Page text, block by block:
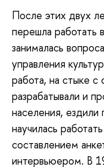
После этих двух
перешла работать
занималась
управления
работа, на стыке
разрабатывали и
населения,
научилась
составлением
интервьюером. В